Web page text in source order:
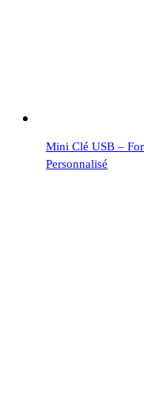
Mini Clé USB –
Personnalisé